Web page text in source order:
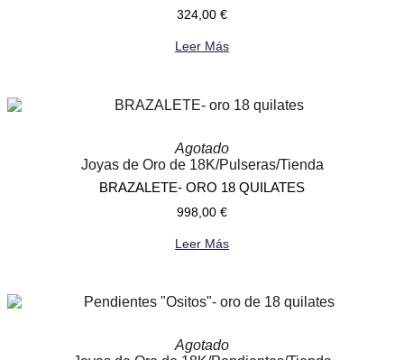
324,00 €
Leer Más
Agotado
Joyas de Oro de 18K/Pulseras/Tienda
BRAZALETE- ORO 18 QUILATES
998,00 €
Leer Más
Agotado